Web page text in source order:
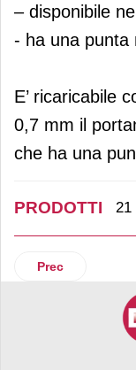
– disponibile
- ha una punta
E’ ricaricabile
0,7 mm il
che ha una
PRODOTTI 21
Articolo
Prec